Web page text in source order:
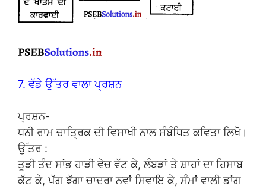
7. ਵੱਡੇ ਉੱਤਰ ਵਾਲਾ ਪ੍ਰਸ਼ਨ
ਪ੍ਰਸ਼ਨ-
ਧਨੀ ਰਾਮ ਚਾਤ੍ਰਿਕ ਦੀ ਵਿਸਾਖੀ ਨਾਲ ਸੰਬੰਧਿਤ ਕਵਿਤਾ ਲਿਖੋ।
ਉੱਤਰ :
ਤੂੜੀ ਤੰਦ ਸਾਂਭ ਹਾੜੀ ਵੇਚ ਵੱਟ ਕੇ, ਲੰਬੜਾਂ ਤੇ ਸ਼ਾਹਾਂ ਦਾ ਹਿਸਾਬ
ਕੱਟ ਕੇ, ਪੱਗ ਝੱਗਾ ਚਾਦਰਾ ਨਵਾਂ ਸਿਵਾਇ ਕੇ, ਸੰਮਾਂ ਵਾਲੀ ਡਾਂਗ